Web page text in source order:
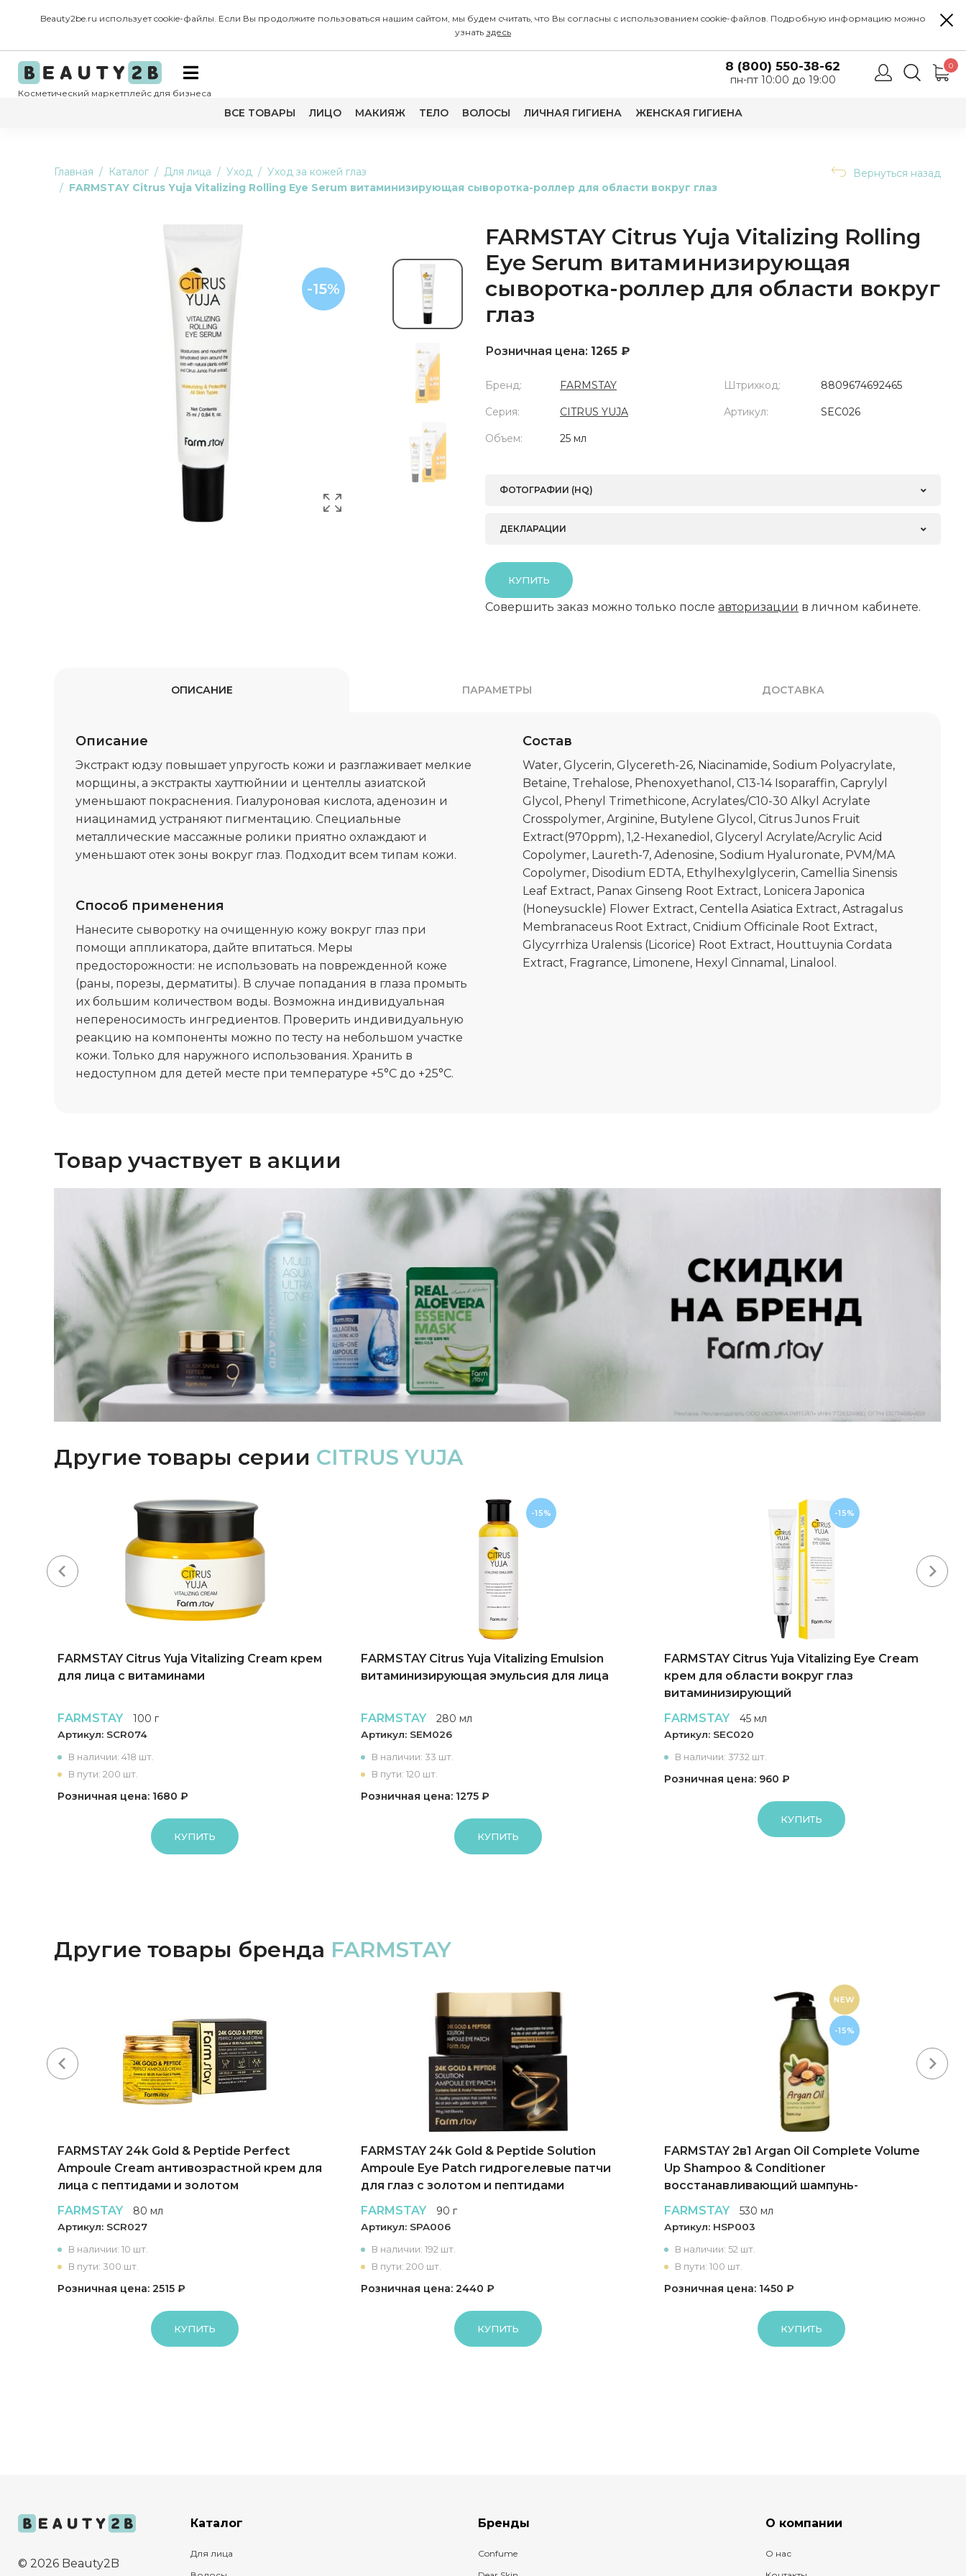
Beauty2be.ru использует cookie-файлы. Если Вы продолжите пользоваться нашим сайтом, мы будем считать, что Вы согласны с использованием cookie-файлов. Подробную информацию можно
узнать здесь
Косметический маркетплейс для бизнеса
8 (800) 550-38-62
пн-пт 10:00 до 19:00
0
ВСЕ ТОВАРЫ ЛИЦО МАКИЯЖ ТЕЛО ВОЛОСЫ ЛИЧНАЯ ГИГИЕНА ЖЕНСКАЯ ГИГИЕНА
Главная Каталог Для лица Уход
Уход за кожей глаз
FARMSTAY Citrus Yuja Vitalizing Rolling Eye Serum витаминизирующая сыворотка-роллер для области вокруг глаз
Вернуться назад
-15%
FARMSTAY Citrus Yuja Vitalizing Rolling
Eye Serum витаминизирующая
сыворотка-роллер для области вокруг
глаз
Розничная цена: 1265 ₽
Бренд: FARMSTAY Штрихкод: 8809674692465
Серия: CITRUS YUJA Артикул: SEC026
Объем: 25 мл
ФОТОГРАФИИ (HQ)
ДЕКЛАРАЦИИ
КУПИТЬ
Совершить заказ можно только после авторизации в личном кабинете.
ОПИСАНИЕ ПАРАМЕТРЫ ДОСТАВКА
Описание
Экстракт юдзу повышает упругость кожи и разглаживает мелкие
морщины, а экстракты хауттюйнии и центеллы азиатской
уменьшают покраснения. Гиалуроновая кислота, аденозин и
ниацинамид устраняют пигментацию. Специальные
металлические массажные ролики приятно охлаждают и
уменьшают отек зоны вокруг глаз. Подходит всем типам кожи.
Способ применения
Нанесите сыворотку на очищенную кожу вокруг глаз при
помощи аппликатора, дайте впитаться. Меры
предосторожности: не использовать на поврежденной коже
(раны, порезы, дерматиты). В случае попадания в глаза промыть
их большим количеством воды. Возможна индивидуальная
непереносимость ингредиентов. Проверить индивидуальную
реакцию на компоненты можно по тесту на небольшом участке
кожи. Только для наружного использования. Хранить в
недоступном для детей месте при температуре +5°C до +25°C.
Состав
Water, Glycerin, Glycereth-26, Niacinamide, Sodium Polyacrylate,
Betaine, Trehalose, Phenoxyethanol, C13-14 Isoparaffin, Caprylyl
Glycol, Phenyl Trimethicone, Acrylates/C10-30 Alkyl Acrylate
Crosspolymer, Arginine, Butylene Glycol, Citrus Junos Fruit
Extract(970ppm), 1,2-Hexanediol, Glyceryl Acrylate/Acrylic Acid
Copolymer, Laureth-7, Adenosine, Sodium Hyaluronate, PVM/MA
Copolymer, Disodium EDTA, Ethylhexylglycerin, Camellia Sinensis
Leaf Extract, Panax Ginseng Root Extract, Lonicera Japonica
(Honeysuckle) Flower Extract, Centella Asiatica Extract, Astragalus
Membranaceus Root Extract, Cnidium Officinale Root Extract,
Glycyrrhiza Uralensis (Licorice) Root Extract, Houttuynia Cordata
Extract, Fragrance, Limonene, Hexyl Cinnamal, Linalool.
Товар участвует в акции
Другие товары серии CITRUS YUJA
FARMSTAY Citrus Yuja Vitalizing Cream крем
для лица с витаминами
FARMSTAY 100 г
Артикул: SCR074
В наличии: 418 шт.
В пути: 200 шт.
Розничная цена: 1680 ₽
КУПИТЬ
FARMSTAY Citrus Yuja Vitalizing Emulsion
витаминизирующая эмульсия для лица
FARMSTAY 280 мл
Артикул: SEM026
В наличии: 33 шт.
В пути: 120 шт.
Розничная цена: 1275 ₽
КУПИТЬ
-15%
FARMSTAY Citrus Yuja Vitalizing Eye Cream
крем для области вокруг глаз
витаминизирующий
FARMSTAY
45 мл
Артикул: SEC020
В наличии: 3732 шт.
Розничная цена: 960 ₽
КУПИТЬ
-15%
Next
Другие товары бренда FARMSTAY
FARMSTAY 24k Gold & Peptide Perfect
Ampoule Cream антивозрастной крем для
лица с пептидами и золотом
FARMSTAY
80 мл
Артикул: SCR027
В наличии: 10 шт.
В пути: 300 шт.
Розничная цена: 2515 ₽
КУПИТЬ
FARMSTAY 24k Gold & Peptide Solution
Ampoule Eye Patch гидрогелевые патчи
для глаз с золотом и пептидами
FARMSTAY
90 г
Артикул: SPA006
В наличии: 192 шт.
В пути: 200 шт.
Розничная цена: 2440 ₽
КУПИТЬ
FARMSTAY 2в1 Argan Oil Complete Volume
Up Shampoo & Conditioner
восстанавливающий шампунь-
FARMSTAY 530 мл
Артикул: HSP003
В наличии: 52 шт.
В пути: 100 шт.
Розничная цена: 1450 ₽
КУПИТЬ
NEW
-15%
Next
© 2026 Beauty2B
Каталог
Для лица
Бренды
Confume
О компании
О нас